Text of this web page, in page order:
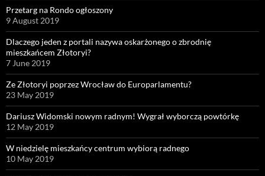
Przetarg na Rondo ogłoszony
9 August 2019
Dlaczego jeden z portali nazywa oskarżonego o zbrodnię
mieszkańcem Złotoryi?
7 June 2019
Ze Złotoryi poprzez Wrocław do Europarlamentu?
23 May 2019
Dariusz Widomski nowym radnym! Wygrał wyborczą powtórkę
12 May 2019
W niedzielę mieszkańcy centrum wybiorą radnego
10 May 2019